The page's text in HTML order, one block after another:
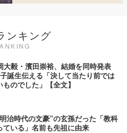
ンキング
大毅・濱田崇裕、結婚を同時発表
誕生伝える「決して当たり前では
のでした」【全文】
治時代の文豪”の玄孫だった「教科
ている」名前も先祖に由来